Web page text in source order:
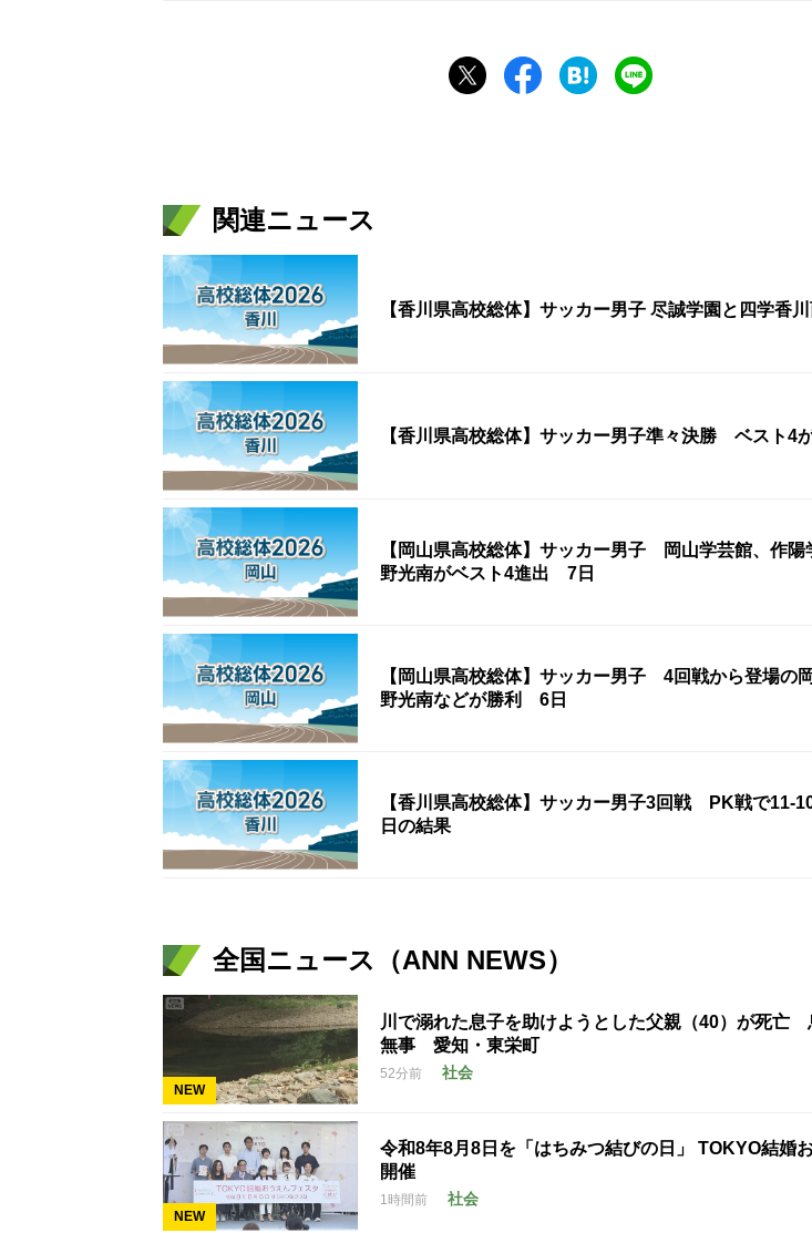
関連ニュース
【香川県高校総体】サッカー男子 尽誠
【香川県高校総体】サッカー男子準々決勝 ベスト
【岡山県高校総体】サッカー男子 岡山学芸館、作陽
野光南がベスト4進出 7日
【岡山県高校総体】サッカー男子 4回戦から登場の
野光南などが勝利 6日
【香川県高校総体】サッカー男子3回戦 PK戦で
日の結果
全国ニュース（ANN NEWS）
NEW
川で溺れた息子を助けようとした父親（40）が死亡
無事 愛知・東栄町
52分前 社会
NEW
令和8年8月8日を「はちみつ結びの日」 TOKYO結婚
開催
1時間前 社会